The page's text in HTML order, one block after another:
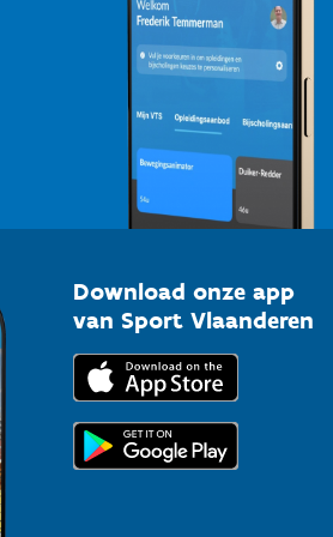
Download onze app
van Sport Vlaanderen